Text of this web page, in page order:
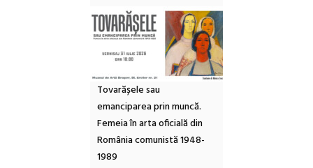
Tovarășele sau
emanciparea prin muncă.
Femeia în arta oficială din
România comunistă 1948-
1989